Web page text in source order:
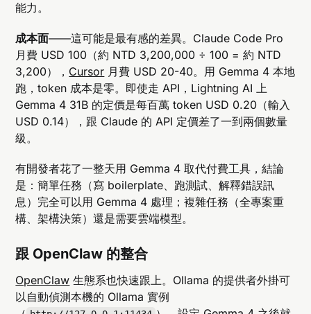
能力。
成本面——這可能是最有感的差異。Claude Code Pro
月費 USD 100（約 NTD 3,200,000 ÷ 100 = 約 NTD
3,200）， Cursor 月費 USD 20-40。用 Gemma 4 本地
跑，token 成本是零。即使走 API，Lightning AI 上
Gemma 4 31B 的定價是每百萬 token USD 0.20（輸入
USD 0.14），跟 Claude 的 API 定價差了一到兩個數量
級。
有開發者花了一整天用 Gemma 4 取代付費工具，結論
是：簡單任務（寫 boilerplate、跑測試、解釋錯誤訊
息）完全可以用 Gemma 4 處理；複雜任務（全專案重
構、架構決策）還是需要雲端模型。
跟 OpenClaw 的整合
OpenClaw 生態系也快速跟上。Ollama 的提供者外掛可
以自動偵測本機的 Ollama 實例